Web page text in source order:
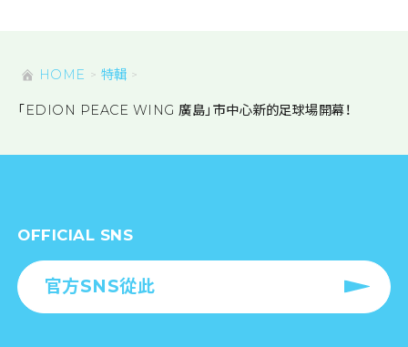
HOME 特輯
「EDION PEACE WING 廣島」市中心新的足球場開幕！
OFFICIAL SNS
官方SNS從此